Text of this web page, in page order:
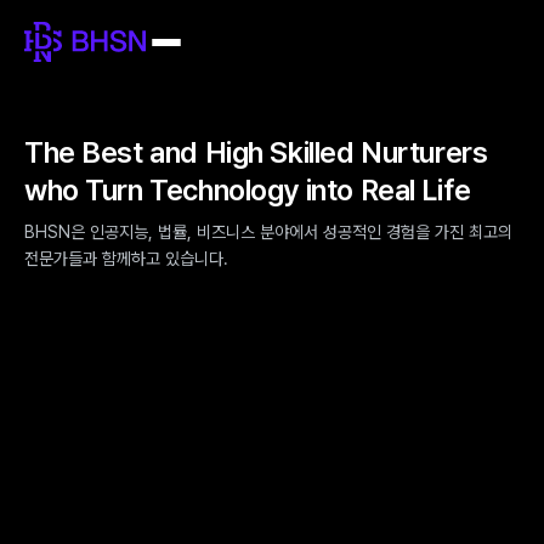
The Best and High Skilled Nurturers
who Turn Technology into Real Life
BHSN은 인공지능, 법률, 비즈니스 분야에서 성공적인 경험을 가진 최고의
전문가들과 함께하고 있습니다.